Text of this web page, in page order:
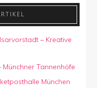
– Kreative
Tannenhöfe
München